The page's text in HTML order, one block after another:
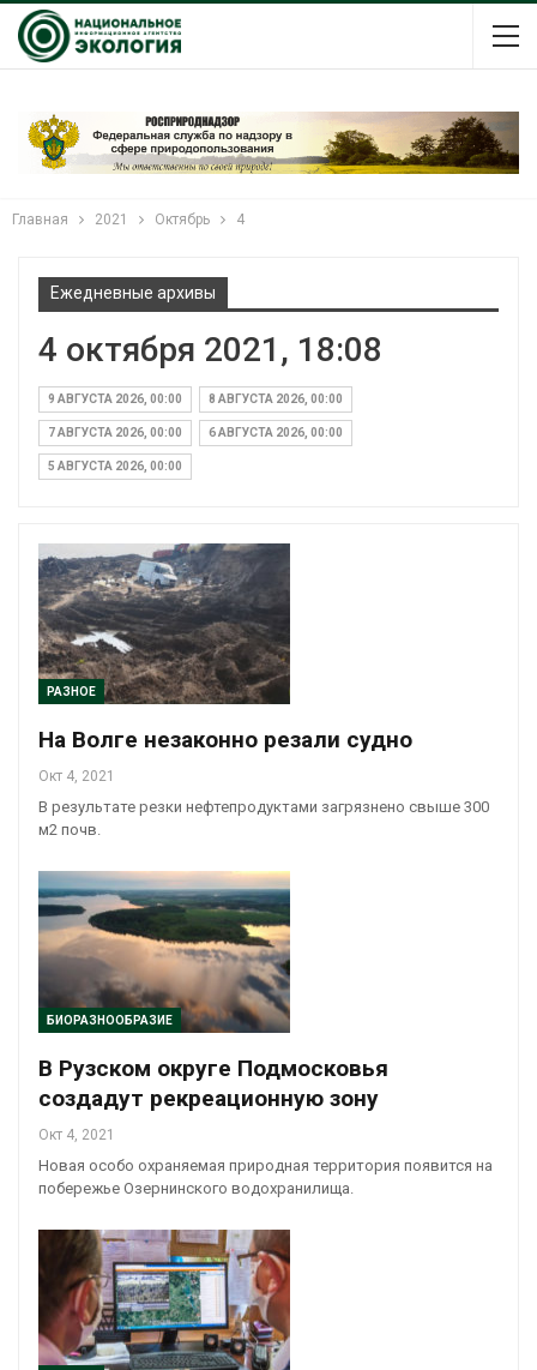
Главная 2021 Октябрь 4
Ежедневные архивы
4 октября 2021, 18:08
9 АВГУСТА 2026, 00:00 8 АВГУСТА 2026, 00:00
7 АВГУСТА 2026, 00:00 6 АВГУСТА 2026, 00:00
5 АВГУСТА 2026, 00:00
РАЗНОЕ
На Волге незаконно резали судно
Окт 4, 2021
В результате резки нефтепродуктами загрязнено свыше 300
м2 почв.
БИОРАЗНООБРАЗИЕ
В Рузском округе Подмосковья
создадут рекреационную зону
Окт 4, 2021
Новая особо охраняемая природная территория появится на
побережье Озернинского водохранилища.